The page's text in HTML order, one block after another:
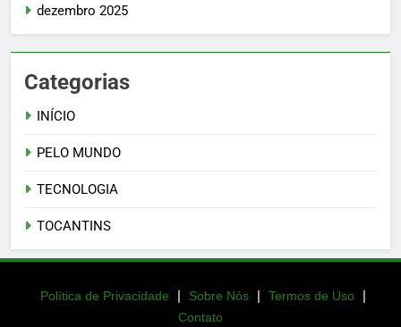
dezembro 2025
Categorias
INÍCIO
PELO MUNDO
TECNOLOGIA
TOCANTINS
Política de Privacidade | Sobre Nós | Termos de Uso |
Contato